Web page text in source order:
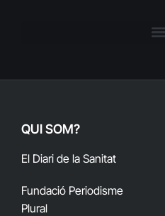
QUI SOM?
El Diari de la Sanitat
Fundació Periodisme
Plural